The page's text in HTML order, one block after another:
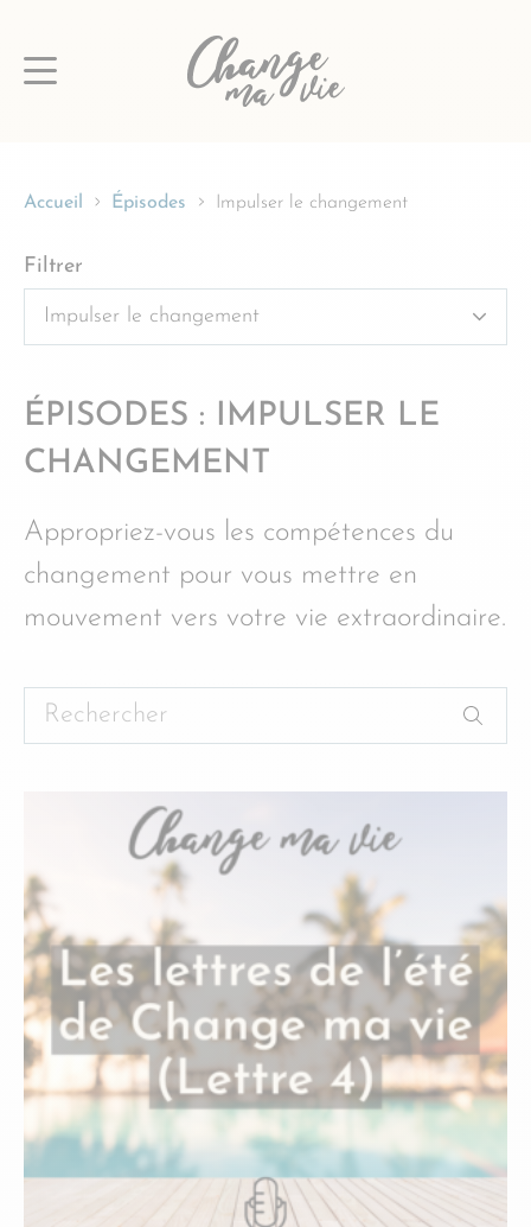
au
Accueil Épisodes Impulser le changement
Filtrer
ÉPISODES : IMPULSER LE
CHANGEMENT
Appropriez-vous les compétences du
changement pour vous mettre en
mouvement vers votre vie extraordinaire.
Rechercher